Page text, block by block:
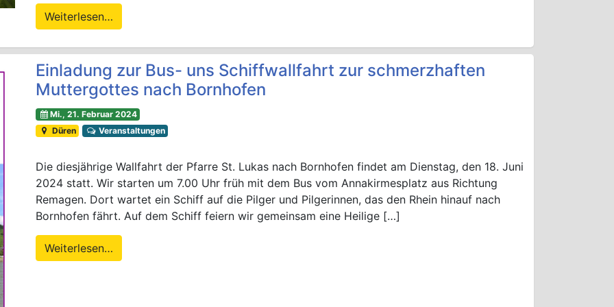
Weiterlesen…
Einladung zur Bus- uns Schiffwallfahrt zur schmerzhaften
Muttergottes nach Bornhofen
Mi., 21. Februar 2024
Düren
Veranstaltungen
Die diesjährige Wallfahrt der Pfarre St. Lukas nach Bornhofen findet am Dienstag, den 18. Juni
2024 statt. Wir starten um 7.00 Uhr früh mit dem Bus vom Annakirmesplatz aus Richtung
Remagen. Dort wartet ein Schiff auf die Pilger und Pilgerinnen, das den Rhein hinauf nach
Bornhofen fährt. Auf dem Schiff feiern wir gemeinsam eine Heilige […]
Weiterlesen…